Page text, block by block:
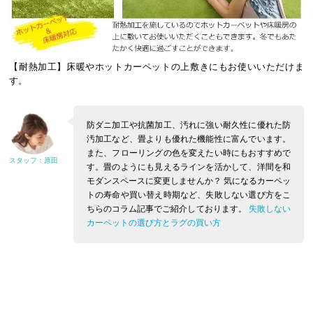
【耐熱加工】床暖やホットカーペットの上敷きにもお使いいただけま
す。
防ダニ加工や抗菌加工、汚れに強い耐久性に優れた防
汚加工など、畳よりも優れた機能性に富んでいます。
また、フローリングの色を変えたい時にもおすすめで
す。畳のようにも見えるラインを活かして、洋間を和
モダンスペースに変更しませんか？ 気になるカーペッ
トの寿命や買い替え時期など、失敗しない選び方をこ
ちらのコラム記事でご紹介しております。
失敗しない
カーペットの選び方とラグの買い方